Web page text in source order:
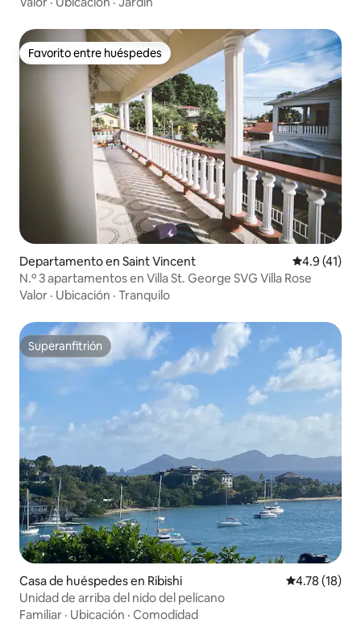
Favorito entre huéspedes
Favorito entre huéspedes
Departamento en Saint Vincent Calificación
4.9 (41)
N.º 3 apartamentos en Villa St. George SVG Villa Rose
Valor · Ubicación · Tranquilo
Superanfitrión
Superanfitrión
Casa de huéspedes en Ribishi Calificación
4.78 (18)
Unidad de arriba del nido del pelícano
Familiar · Ubicación · Comodidad